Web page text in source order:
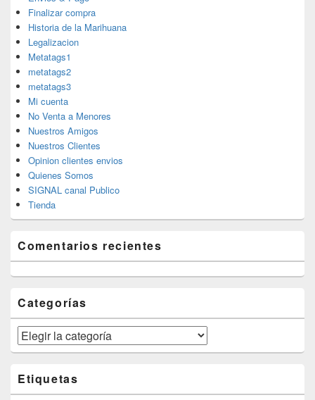
Finalizar compra
Historia de la Marihuana
Legalizacion
Metatags1
metatags2
metatags3
Mi cuenta
No Venta a Menores
Nuestros Amigos
Nuestros Clientes
Opinion clientes envios
Quienes Somos
SIGNAL canal Publico
Tienda
Comentarios recientes
Categorías
Categorías
Etiquetas